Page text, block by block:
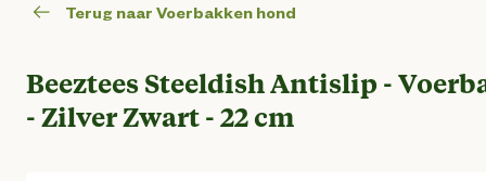
Terug naar Voerbakken hond
Beeztees Steeldish Antislip -
- Zilver Zwart - 22 cm